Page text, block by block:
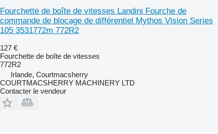
Fourchette de boîte de vitesses Landini Fourche de
commande de blocage de différentiel Mythos Vision Series
105 3531772m 772R2
127 €
Fourchette de boîte de vitesses
772R2
Irlande, Courtmacsherry
COURTMACSHERRY MACHINERY LTD
Contacter le vendeur